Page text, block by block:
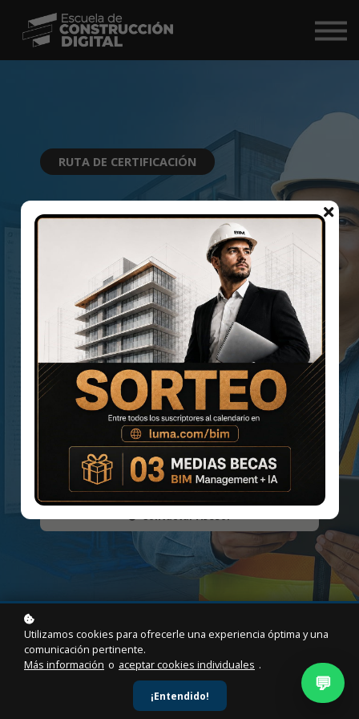
Comunidad
Iniciar Sesión
RUTA DE CERTIFICACIÓN
Especialista en
Modelado BIM
según Ley 32069
Esta ruta está diseñada para profesionales que
desean dominar el modelado BIM según la Ley
32069, integrando Autodesk Revit con la
elaboración de expedientes técnicos. Si buscas
impactar en el sector público o privado con
proyectos trazables, esta ruta es para ti.
Inscribirme Ahora
💬
Utilizamos cookies para ofrecerle una experiencia óptima y una
comunicación pertinente.
Más información o aceptar cookies individuales .
¡Entendido!